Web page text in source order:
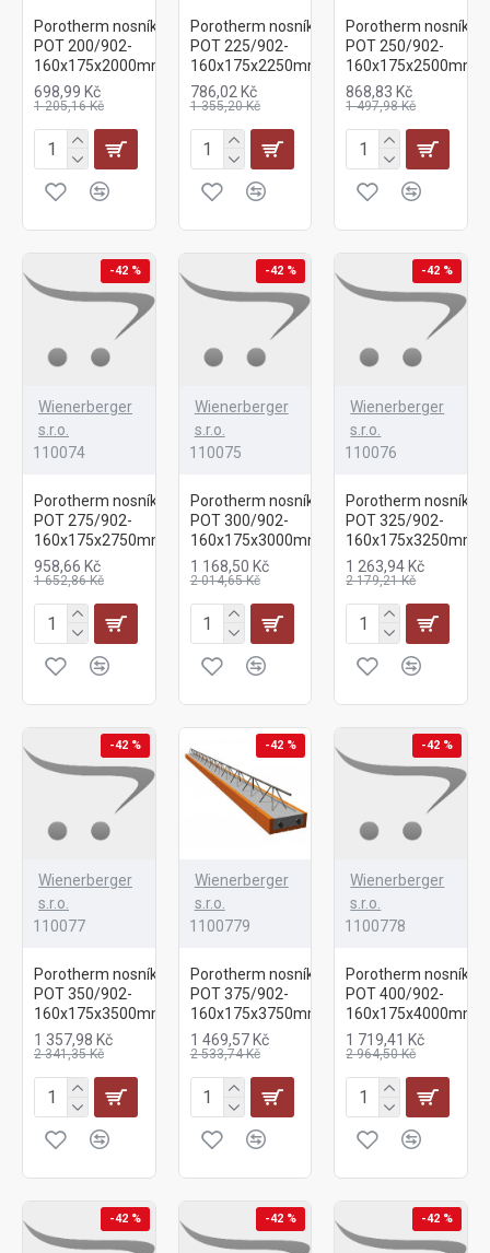
Porotherm nosník
POT 200/902-
160x175x2000mm
698,99 Kč
1 205,16 Kč
Porotherm nosník
POT 225/902-
160x175x2250mm
786,02 Kč
1 355,20 Kč
Porotherm nosník
POT 250/902-
160x175x2500mm
868,83 Kč
1 497,98 Kč
-42 %
Wienerberger
s.r.o.
110074
Porotherm nosník
POT 275/902-
160x175x2750mm
958,66 Kč
1 652,86 Kč
-42 %
Wienerberger
s.r.o.
110075
Porotherm nosník
POT 300/902-
160x175x3000mm
1 168,50 Kč
2 014,65 Kč
-42 %
Wienerberger
s.r.o.
110076
Porotherm nosník
POT 325/902-
160x175x3250mm
1 263,94 Kč
2 179,21 Kč
-42 %
Wienerberger
s.r.o.
110077
Porotherm nosník
POT 350/902-
160x175x3500mm
1 357,98 Kč
2 341,35 Kč
-42 %
Wienerberger
s.r.o.
1100779
Porotherm nosník
POT 375/902-
160x175x3750mm
1 469,57 Kč
2 533,74 Kč
-42 %
Wienerberger
s.r.o.
1100778
Porotherm nosník
POT 400/902-
160x175x4000mm
1 719,41 Kč
2 964,50 Kč
-42 % -42 % -42 %